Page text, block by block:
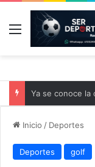
Menú
Inicio / Deportes
Deportes golf